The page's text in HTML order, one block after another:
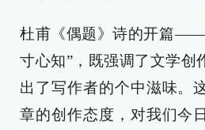
杜甫《偶题》诗的开篇
寸心知”，既强调了文学创
出了写作者的个中滋味。
章的创作态度，对我们今